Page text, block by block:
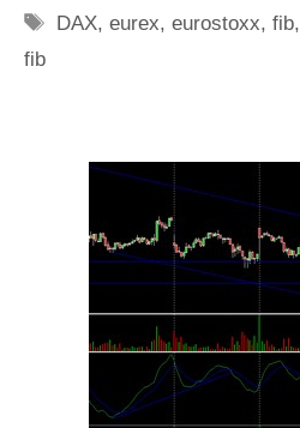
Tag
DAX,eurex,eurostoxx,fib,
fib